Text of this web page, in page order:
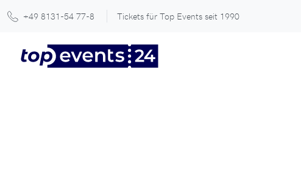
+49 8131-54 77-8 Tickets für Top Events seit 1990